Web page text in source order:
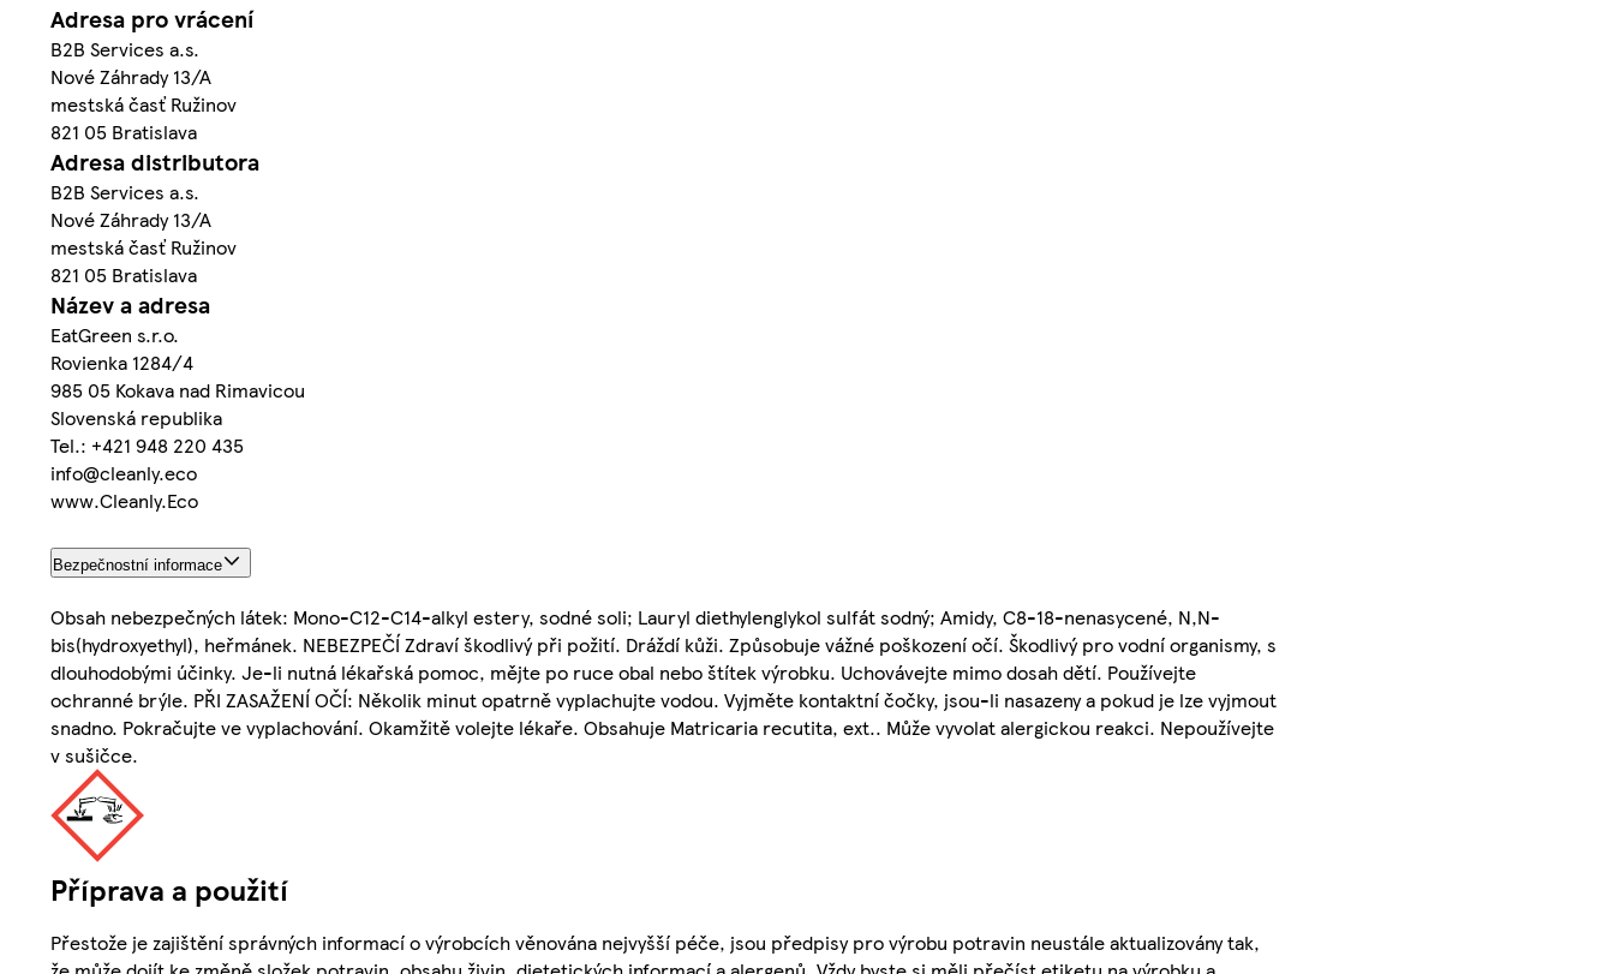
Adresa pro vrácení
B2B Services a.s.
Nové Záhrady 13/A
mestská časť Ružinov
821 05 Bratislava
Adresa distributora
B2B Services a.s.
Nové Záhrady 13/A
mestská časť Ružinov
821 05 Bratislava
Název a adresa
EatGreen s.r.o.
Rovienka 1284/4
985 05 Kokava nad Rimavicou
Slovenská republika
Tel.: +421 948 220 435
info@cleanly.eco
www.Cleanly.Eco
Bezpečnostní informace
Obsah nebezpečných látek: Mono-C12-C14-alkyl estery, sodné soli; Lauryl diethylenglykol sulfát sodný; Amidy, C8-18-nenasycené, N,N-
bis(hydroxyethyl), heřmánek. NEBEZPEČÍ Zdraví škodlivý při požití. Dráždí kůži. Způsobuje vážné poškození očí. Škodlivý pro vodní organismy, s
dlouhodobými účinky. Je-li nutná lékařská pomoc, mějte po ruce obal nebo štítek výrobku. Uchovávejte mimo dosah dětí. Používejte
ochranné brýle. PŘI ZASAŽENÍ OČÍ: Několik minut opatrně vyplachujte vodou. Vyjměte kontaktní čočky, jsou-li nasazeny a pokud je lze vyjmout
snadno. Pokračujte ve vyplachování. Okamžitě volejte lékaře. Obsahuje Matricaria recutita, ext.. Může vyvolat alergickou reakci. Nepoužívejte
v sušičce.
Příprava a použití
Přestože je zajištění správných informací o výrobcích věnována nejvyšší péče, jsou předpisy pro výrobu potravin neustále aktualizovány tak,